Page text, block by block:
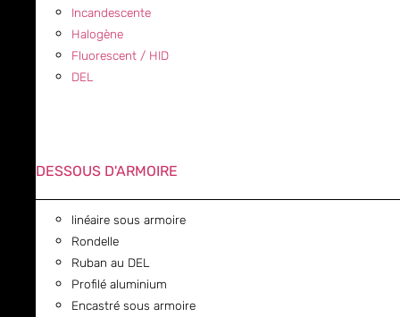
Incandescente
Halogène
Fluorescent / HID
DEL
DESSOUS D'ARMOIRE
linéaire sous armoire
Rondelle
Ruban au DEL
Profilé aluminium
Encastré sous armoire